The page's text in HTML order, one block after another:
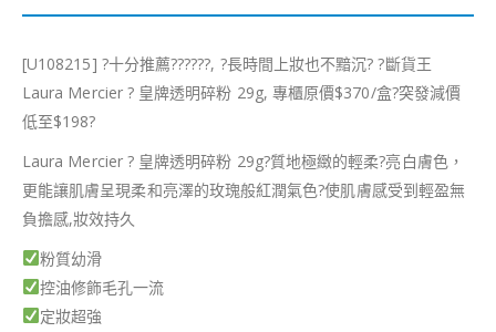
[U108215] ?十分推薦??????, ?長時間上妝也不黯沉? ?斷貨王
Laura Mercier ? 皇牌透明碎粉 29g, 專櫃原價$370/盒?突發減價
低至$198?
Laura Mercier ? 皇牌透明碎粉 29g?質地極緻的輕柔?亮白膚色，
更能讓肌膚呈現柔和亮澤的玫瑰般紅潤氣色?使肌膚感受到輕盈無
負擔感,妝效持久
粉質幼滑
控油修飾毛孔一流
定妝超強